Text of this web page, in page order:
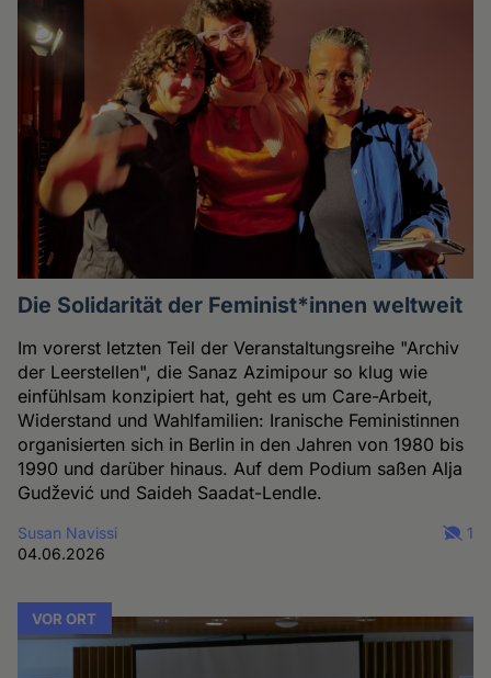
Die Solidarität der Feminist*innen weltweit
Im vorerst letzten Teil der Veranstaltungsreihe "Archiv
der Leerstellen", die Sanaz Azimipour so klug wie
einfühlsam konzipiert hat, geht es um Care-Arbeit,
Widerstand und Wahlfamilien: Iranische Feministinnen
organisierten sich in Berlin in den Jahren von 1980 bis
1990 und darüber hinaus. Auf dem Podium saßen Alja
Gudžević und Saideh Saadat-Lendle.
Susan Navissi
04.06.2026
1
VOR ORT